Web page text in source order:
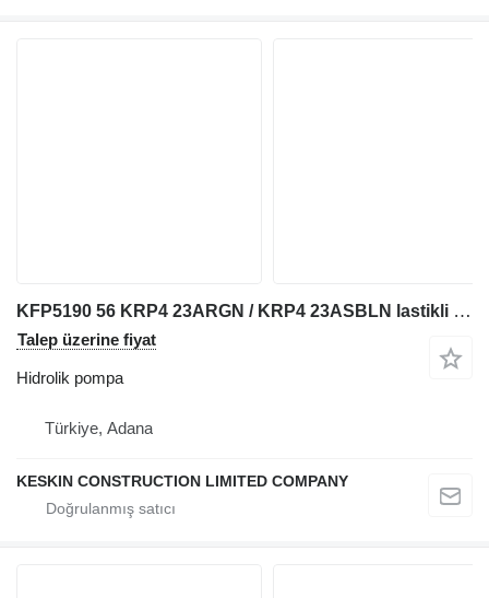
KFP5190 56 KRP4 23ARGN / KRP4 23ASBLN lastikli yükleyici için USED KAYABA KYB KFP5190-56-KRP4-23ARGN KRP4-23ASBLN PUMP hidrolik pompa
Talep üzerine fiyat
Hidrolik pompa
Türkiye, Adana
KESKIN CONSTRUCTION LIMITED COMPANY